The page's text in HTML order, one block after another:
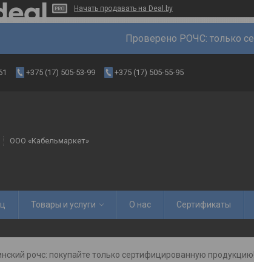
Начать продавать на Deal.by
Проверено РОЧС: только
+375 (17) 505-53-99 +375 (17) 505-55-95
ООО «Кабельмаркет»
Товары и услуги О нас Сертификаты
рочс: покупайте только сертифицированную продукцию!